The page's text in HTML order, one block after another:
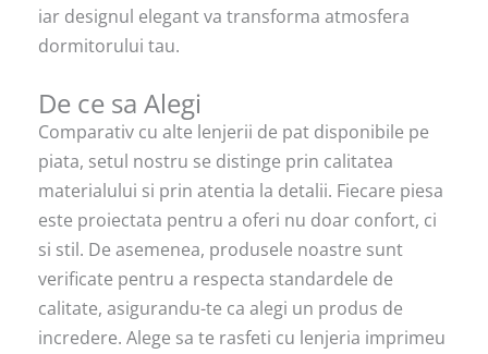
iar designul elegant va transforma atmosfera
dormitorului tau.
De ce sa Alegi
Comparativ cu alte lenjerii de pat disponibile pe
piata, setul nostru se distinge prin calitatea
materialului si prin atentia la detalii. Fiecare piesa
este proiectata pentru a oferi nu doar confort, ci
si stil. De asemenea, produsele noastre sunt
verificate pentru a respecta standardele de
calitate, asigurandu-te ca alegi un produs de
incredere. Alege sa te rasfeti cu lenjeria imprimeu